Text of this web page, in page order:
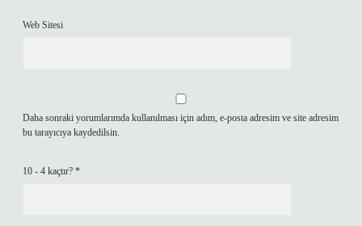
Web Sitesi
Daha sonraki yorumlarımda kullanılması için adım, e-posta adresim ve site adresim
bu tarayıcıya kaydedilsin.
10 - 4 kaçtır? *